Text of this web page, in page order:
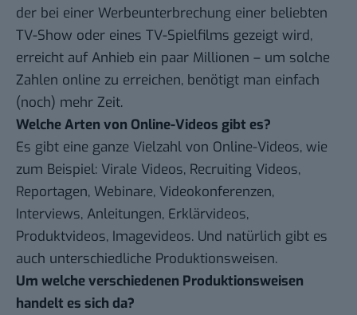
der bei einer Werbeunterbrechung einer beliebten
TV-Show oder eines TV-Spielfilms gezeigt wird,
erreicht auf Anhieb ein paar Millionen – um solche
Zahlen online zu erreichen, benötigt man einfach
(noch) mehr Zeit.
Welche Arten von Online-Videos gibt es?
Es gibt eine ganze Vielzahl von Online-Videos, wie
zum Beispiel: Virale Videos, Recruiting Videos,
Reportagen, Webinare, Videokonferenzen,
Interviews, Anleitungen, Erklärvideos,
Produktvideos, Imagevideos. Und natürlich gibt es
auch unterschiedliche Produktionsweisen.
Um welche verschiedenen Produktionsweisen
handelt es sich da?